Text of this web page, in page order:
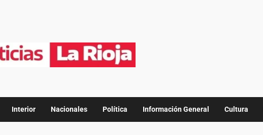
Interior Nacionales Política Información General Cultura